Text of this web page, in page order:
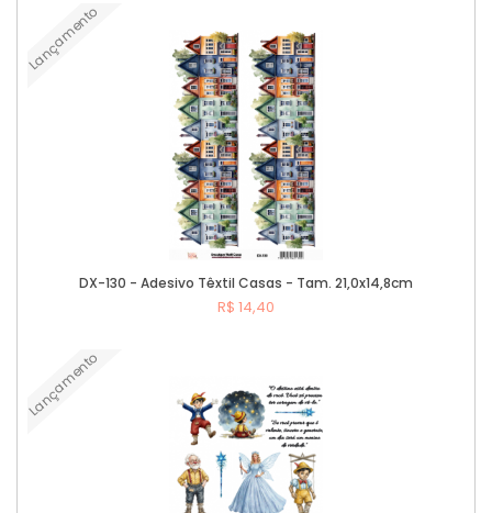
Lançamento
DX-130 - Adesivo Têxtil Casas - Tam. 21,0x14,8cm
R$ 14,40
Lançamento